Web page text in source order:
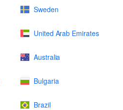
Sweden
United Arab Emirates
Australia
Bulgaria
Brazil